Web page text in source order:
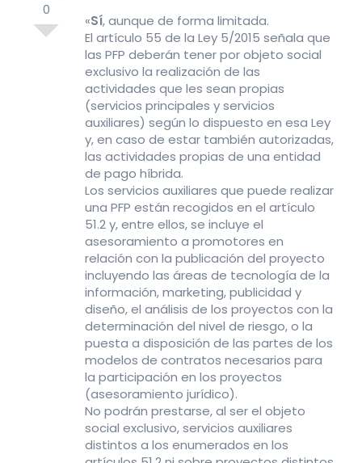
0
«Sí, aunque de forma limitada.
El artículo 55 de la Ley 5/2015 señala que
las PFP deberán tener por objeto social
exclusivo la realización de las
actividades que les sean propias
(servicios principales y servicios
auxiliares) según lo dispuesto en esa Ley
y, en caso de estar también autorizadas,
las actividades propias de una entidad
de pago híbrida.
Los servicios auxiliares que puede realizar
una PFP están recogidos en el artículo
51.2 y, entre ellos, se incluye el
asesoramiento a promotores en
relación con la publicación del proyecto
incluyendo las áreas de tecnología de la
información, marketing, publicidad y
diseño, el análisis de los proyectos con la
determinación del nivel de riesgo, o la
puesta a disposición de las partes de los
modelos de contratos necesarios para
la participación en los proyectos
(asesoramiento jurídico).
No podrán prestarse, al ser el objeto
social exclusivo, servicios auxiliares
distintos a los enumerados en los